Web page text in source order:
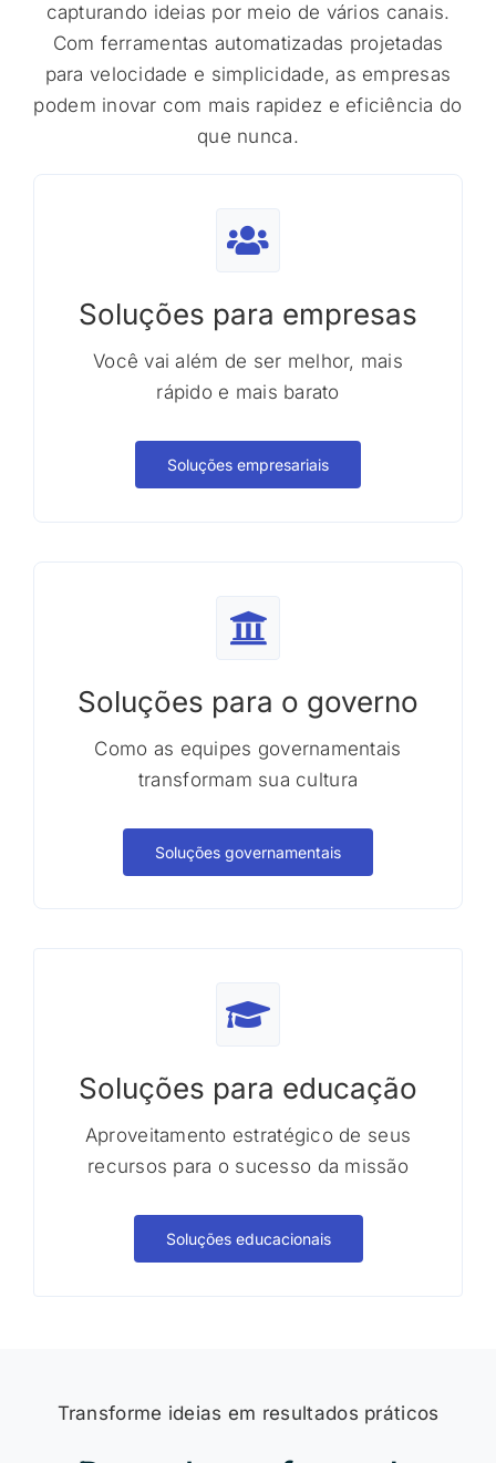
capturando ideias por meio de vários canais.
Com ferramentas automatizadas projetadas
para velocidade e simplicidade, as empresas
podem inovar com mais rapidez e eficiência do
que nunca.
Soluções para empresas
Você vai além de ser melhor, mais
rápido e mais barato
Soluções empresariais
Soluções para o governo
Como as equipes governamentais
transformam sua cultura
Soluções governamentais
Soluções para educação
Aproveitamento estratégico de seus
recursos para o sucesso da missão
Soluções educacionais
Transforme ideias em resultados práticos